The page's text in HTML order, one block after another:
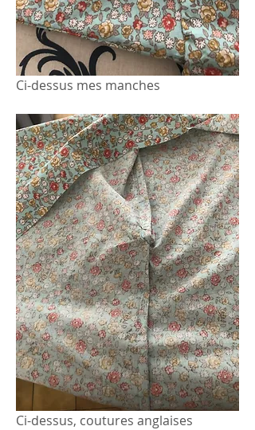
Ci-dessus mes manches
Ci-dessus, coutures anglaises